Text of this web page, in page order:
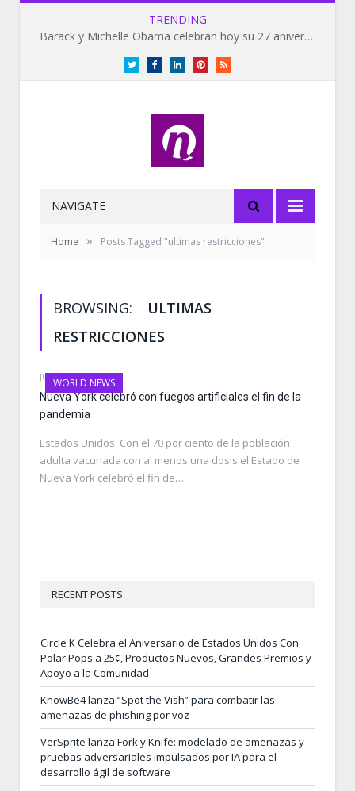
TRENDING
Barack y Michelle Obama celebran hoy su 27 aniversario de bodas
TwitterFacebookLinkedInPinterestRSS
NAVIGATE
Home » Posts Tagged "ultimas restricciones"
BROWSING:
ULTIMAS
RESTRICCIONES
WORLD NEWS
JUNE 16, 2021
Nueva York celebró con fuegos artificiales el fin de la
pandemia
Estados Unidos. Con el 70 por ciento de la población
adulta vacunada con al menos una dosis el Estado de
Nueva York celebró el fin de…
RECENT POSTS
Circle K Celebra el Aniversario de Estados Unidos Con
Polar Pops a 25¢, Productos Nuevos, Grandes Premios y
Apoyo a la Comunidad
KnowBe4 lanza “Spot the Vish” para combatir las
amenazas de phishing por voz
VerSprite lanza Fork y Knife: modelado de amenazas y
pruebas adversariales impulsados por IA para el
desarrollo ágil de software